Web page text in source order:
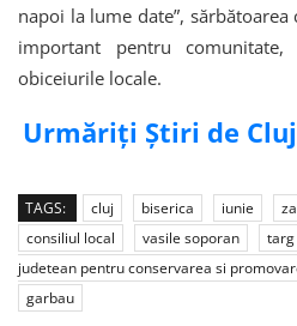
napoi la lume date”,
important pentru
obiceiurile locale.
Urmăriți Știri de
TAGS: cluj biserica iunie
consiliul local
vasile soporan targ
judetean pentru conservarea si
garbau